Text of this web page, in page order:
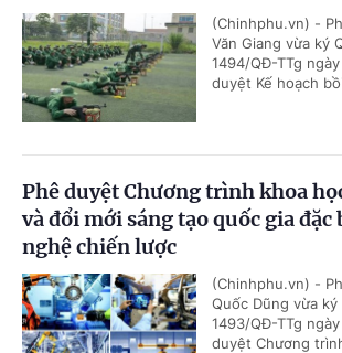
(Chinhphu.vn) -
Văn Giang vừa ký
1494/QĐ-TTg
duyệt Kế hoạch
Phê duyệt Chương trình khoa
và đổi mới sáng tạo quốc gia đặc
nghệ chiến lược
(Chinhphu.vn) -
Quốc Dũng vừa
1493/QĐ-TTg
duyệt Chương